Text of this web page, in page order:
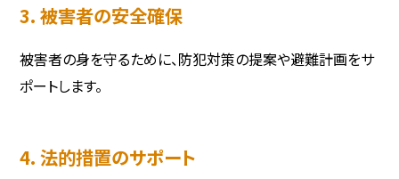
3. 被害者の安全確保
被害者の身を守るために、防犯対策の提案や避難計画をサ
ポートします。
4. 法的措置のサポート